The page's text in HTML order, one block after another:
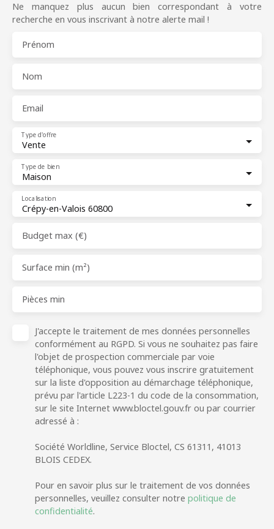
Ne manquez plus aucun bien correspondant à votre
recherche en vous inscrivant à notre alerte mail !
Prénom
Nom
Email
Vente
Type d'offre
Maison
Type de bien
Crépy-en-Valois 60800
Localisation
Budget max (€)
Surface min (m²)
Pièces min
J'accepte le traitement de mes données personnelles
conformément au RGPD. Si vous ne souhaitez pas faire
l'objet de prospection commerciale par voie
téléphonique, vous pouvez vous inscrire gratuitement
sur la liste d'opposition au démarchage téléphonique,
prévu par l'article L223-1 du code de la consommation,
sur le site Internet www.bloctel.gouv.fr ou par courrier
adressé à :
Société Worldline, Service Bloctel, CS 61311, 41013
BLOIS CEDEX.
Pour en savoir plus sur le traitement de vos données
personnelles, veuillez consulter notre politique de
confidentialité.